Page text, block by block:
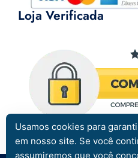
Loja Verificada
Usamos cookies para
em nosso site. Se você
assumiremos que você